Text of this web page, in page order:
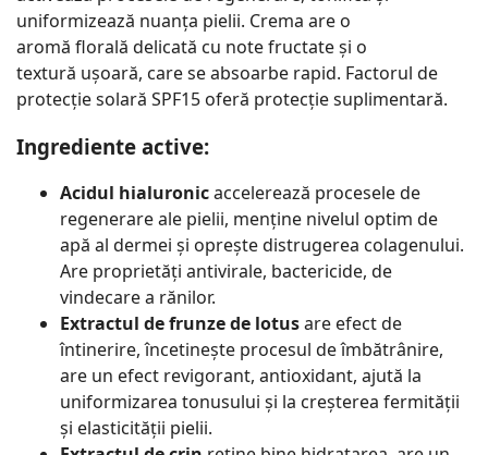
uniformizează nuanța pielii. Crema are o
aromă florală delicată cu note fructate și o
textură ușoară, care se absoarbe rapid. Factorul de
protecție solară SPF15 oferă protecție suplimentară.
Ingrediente active:
Acidul hialuronicaccelerează procesele de
regenerare ale pielii, menține nivelul optim de
apă al dermei și oprește distrugerea colagenului.
Are proprietăți antivirale, bactericide, de
vindecare a rănilor.
Extractul de frunze de lotusare efect de
întinerire, încetinește procesul de îmbătrânire,
are un efect revigorant, antioxidant, ajută la
uniformizarea tonusului și la creșterea fermității
și elasticității pielii.